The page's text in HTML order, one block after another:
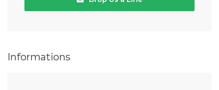
Informations